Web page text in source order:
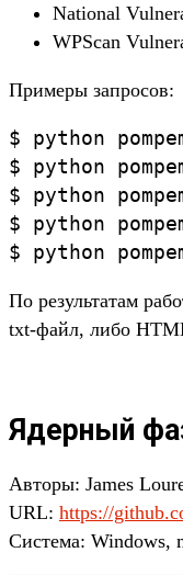
National
WPScan
Примеры запросов:
$ python
$ python
$ python
$ python
$ python
По результатам
txt-файл, либо
Ядерный
Авторы: James
URL: https://
Система: Windows,